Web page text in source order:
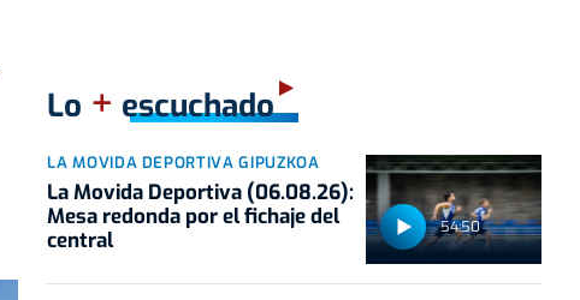
Lo + escuchado
54:50
LA MOVIDA DEPORTIVA GIPUZKOA
La Movida Deportiva (06.08.26):
Mesa redonda por el fichaje del
central